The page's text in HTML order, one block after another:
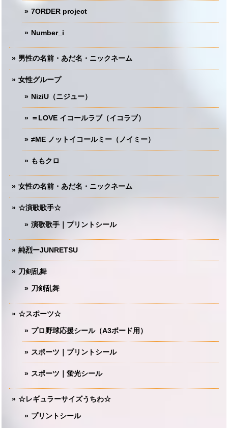
7ORDER project
Number_i
男性の名前・あだ名・ニックネーム
女性グループ
NiziU（ニジュー）
＝LOVE イコールラブ（イコラブ）
≠ME ノットイコールミー（ノイミー）
ももクロ
女性の名前・あだ名・ニックネーム
☆演歌歌手☆
演歌歌手｜プリントシール
純烈ーJUNRETSU
刀剣乱舞
刀剣乱舞
☆スポーツ☆
プロ野球応援シール（A3ボード用）
スポーツ｜プリントシール
スポーツ｜蛍光シール
☆レギュラーサイズうちわ☆
プリントシール